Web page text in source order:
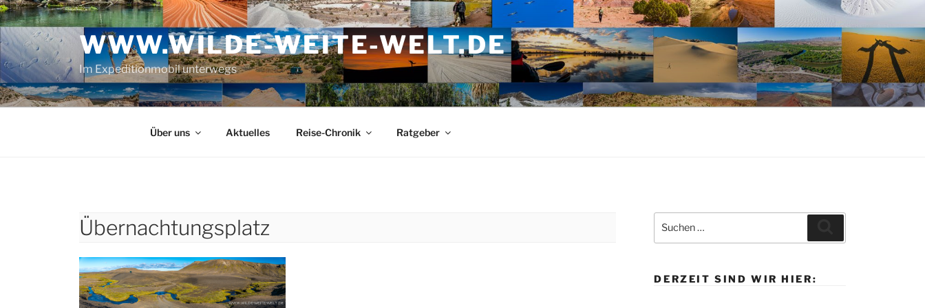
Zum
Inhalt
springen
WWW.WILDE-WEITE-WELT.DE
Im Expeditionmobil unterwegs
Über uns Aktuelles Reise-Chronik Ratgeber
Übernachtungsplatz
nach:
DERZEIT SIND WIR HIER: